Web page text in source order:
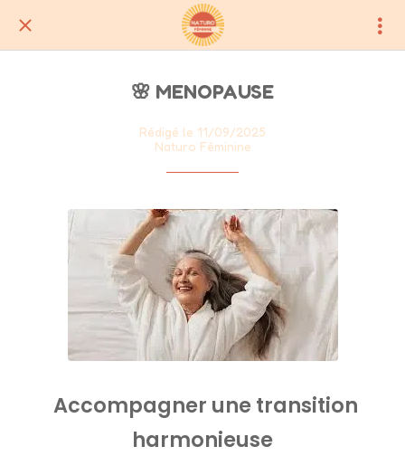
🌸 MENOPAUSE
Rédigé le 11/09/2025
Naturo Féminine
Accompagner une transition
harmonieuse